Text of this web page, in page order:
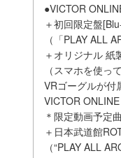
●VICTOR
＋初回限定盤
（「PLAY ALL
＋オリジナル 紙
（スマホを使
VRゴーグルが付
VICTOR
＊限定動画予定
＋日本武道館
（“PLAY ALL